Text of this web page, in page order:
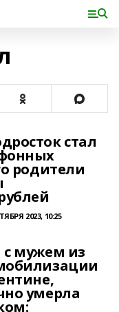
стал
родители
2023, 10:25
мужем из
умерла